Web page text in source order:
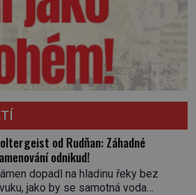
od Rudňan: Záhadné
odnikud!
dopadl na hladinu řeky bez
jako by se samotná voda